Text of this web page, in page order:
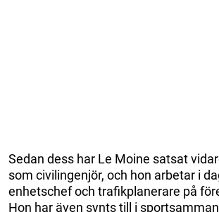
Sedan dess har Le Moine satsat
som civilingenjör, och hon arbetar i
enhetschef och trafikplanerare på
Hon har även synts till i